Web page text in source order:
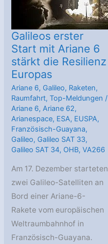
Galileos erster
Start mit Ariane 6
stärkt die Resilienz
Europas
Ariane 6, Galileo, Raketen,
Raumfahrt,Top-Meldungen /
Ariane 6,Ariane 62,
Arianespace, ESA, EUSPA,
Französisch-Guayana,
Galileo, Galileo SAT 33,
Galileo SAT 34, OHB,VA266
Am 17. Dezember starteten
zwei Galileo-Satelliten an
Bord einer Ariane-6-
Rakete vom europäischen
Weltraumbahnhof in
Französisch-Guayana.